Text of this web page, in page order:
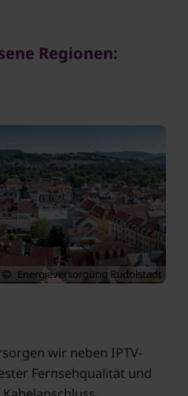
Regionen:
Energieversorgung Rudolstadt
wir neben IPTV-
Fernsehqualität und